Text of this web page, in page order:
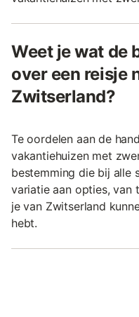
Weet je wat de
over een reisje
Zwitserland?
Te oordelen aan de
vakantiehuizen met
bestemming die bij alle
variatie aan opties, van
je van Zwitserland
hebt.